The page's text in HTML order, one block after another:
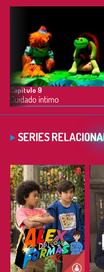
Capítulo 9
Cuidado íntimo
SERIES
ESCUCHAR